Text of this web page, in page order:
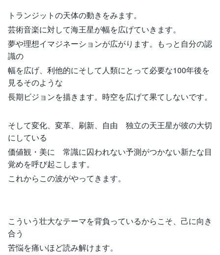
トランジットの天体の動きをみます。
芸術音楽に対して海王星が幅を広げていきます。
夢や理想イマジネーションが広がります。もっと自分の認
識の
幅を広げ、利他的にそして人類にとって必要な100年後を
見るそのような
長期ビジョンを描きます。時空を広げて果てしないです。
そして変化、変革、刷新、自由 独立の天王星が彼の大切
にしている
価値観・美に 常識に囚われない予測がつかない新たな目
覚めを呼び起こします。
これからこの波がやってきます。
こういう壮大なテーマを背負っているからこそ、己に向き
合う
苦悩を痛いほど読み解けます。